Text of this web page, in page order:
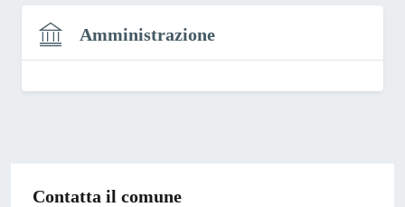
Amministrazione
Contatta il comune